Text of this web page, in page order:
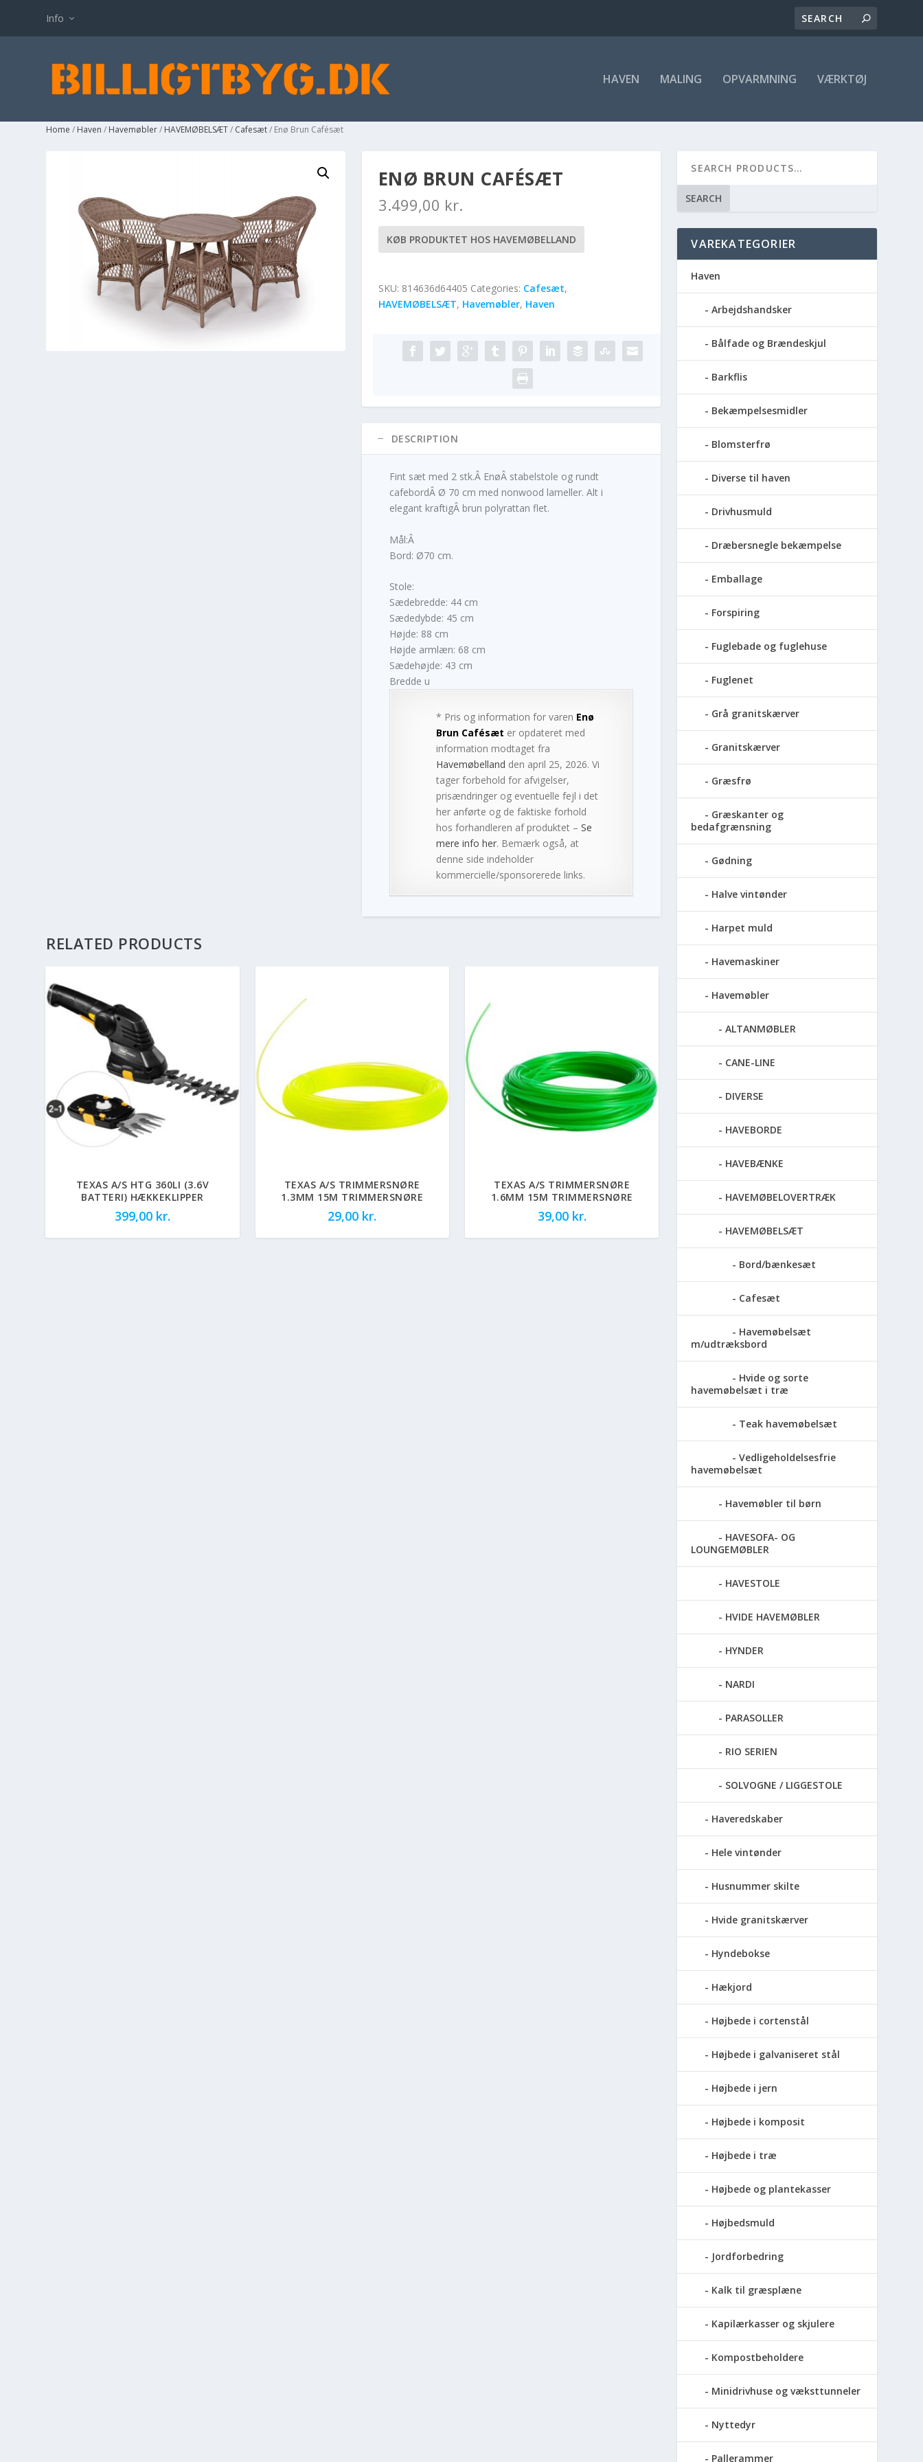
Info
HAVEN MALING OPVARMNING VÆRKTØJ
Home / Haven / Havemøbler/ HAVEMØBELSÆT/ Cafesæt/ Enø Brun Cafésæt
ENØ BRUN CAFÉSÆT
3.499,00 kr.
KØB PRODUKTET HOS HAVEMØBELLAND
SKU: 814636d64405 Categories: Cafesæt,
HAVEMØBELSÆT, Havemøbler, Haven
DESCRIPTION
Fint sæt med 2 stk.Â EnøÂ stabelstole og rundt
cafebordÂ Ø 70 cm med nonwood lameller. Alt i
elegant kraftigÂ brun polyrattan flet.
Mål:Â
Bord: Ø70 cm.
Stole:
Sædebredde: 44 cm
Sædedybde: 45 cm
Højde: 88 cm
Højde armlæn: 68 cm
Sædehøjde: 43 cm
Bredde u
* Pris og information for varen Enø
Brun Cafésæt er opdateret med
information modtaget fra
Havemøbelland den april 25, 2026. Vi
tager forbehold for afvigelser,
prisændringer og eventuelle fejl i det
her anførte og de faktiske forhold
hos forhandleren af produktet – Se
mere info her. Bemærk også, at
denne side indeholder
kommercielle/sponsorerede links.
RELATED PRODUCTS
TEXAS A/S HTG 360LI (3.6V
BATTERI) HÆKKEKLIPPER
399,00 kr.
TEXAS A/S TRIMMERSNØRE
1.3MM 15M TRIMMERSNØRE
29,00 kr.
TEXAS A/S TRIMMERSNØRE
1.6MM 15M TRIMMERSNØRE
39,00 kr.
SEARCH
VAREKATEGORIER
Haven
Arbejdshandsker
Bålfade og Brændeskjul
Barkflis
Bekæmpelsesmidler
Blomsterfrø
Diverse til haven
Drivhusmuld
Dræbersnegle bekæmpelse
Emballage
Forspiring
Fuglebade og fuglehuse
Fuglenet
Grå granitskærver
Granitskærver
Græsfrø
Græskanter og
bedafgrænsning
Gødning
Halve vintønder
Harpet muld
Havemaskiner
Havemøbler
ALTANMØBLER
CANE-LINE
DIVERSE
HAVEBORDE
HAVEBÆNKE
HAVEMØBELOVERTRÆK
HAVEMØBELSÆT
Bord/bænkesæt
Cafesæt
Havemøbelsæt
m/udtræksbord
Hvide og sorte
havemøbelsæt i træ
Teak havemøbelsæt
Vedligeholdelsesfrie
havemøbelsæt
Havemøbler til børn
HAVESOFA- OG
LOUNGEMØBLER
HAVESTOLE
HVIDE HAVEMØBLER
HYNDER
NARDI
PARASOLLER
RIO SERIEN
SOLVOGNE / LIGGESTOLE
Haveredskaber
Hele vintønder
Husnummer skilte
Hvide granitskærver
Hyndebokse
Hækjord
Højbede i cortenstål
Højbede i galvaniseret stål
Højbede i jern
Højbede i komposit
Højbede i træ
Højbede og plantekasser
Højbedsmuld
Jordforbedring
Kalk til græsplæne
Kapilærkasser og skjulere
Kompostbeholdere
Minidrivhuse og væksttunneler
Nyttedyr
Pallerammer